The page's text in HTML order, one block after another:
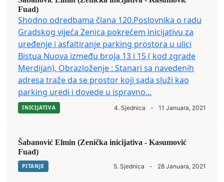
Fuad)
Shodno odredbama člana 120.Poslovnika o radu
Gradskog vijeća Zenica pokrećem inicijativu za
uređenje i asfaltiranje parking prostora u ulici
Bistua Nuova između broja 13 i 15 ( kod zgrade
Merdijan). Obrazloženje : Stanari sa navedenih
adresa traže da se prostor koji sada služi kao
parking uredi i dovede u ispravno...
INICIJATIVA 4. Sjednica - 11 Januara, 2021
Šabanović Elmin (Zenička inicijativa - Kasumović
Fuad)
PITANJE 5. Sjednica - 28 Januara, 2021